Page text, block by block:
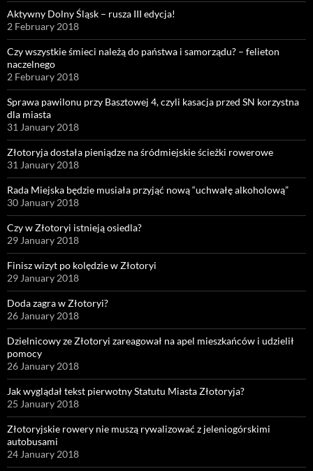
Aktywny Dolny Śląsk – rusza III edycja!
2 February 2018
Czy wszystkie śmieci należą do państwa i samorządu? – felieton
naczelnego
2 February 2018
Sprawa pawilonu przy Basztowej 4, czyli kasacja przed SN korzystna
dla miasta
31 January 2018
Złotoryja dostała pieniądze na śródmiejskie ścieżki rowerowe
31 January 2018
Rada Miejska będzie musiała przyjąć nową “uchwałę alkoholową”
30 January 2018
Czy w Złotoryi istnieją osiedla?
29 January 2018
Finisz wizyt po kolędzie w Złotoryi
29 January 2018
Doda zagra w Złotoryi?
26 January 2018
Dzielnicowy ze Złotoryi zareagował na apel mieszkańców i udzielił
pomocy
26 January 2018
Jak wyglądał tekst pierwotny Statutu Miasta Złotoryja?
25 January 2018
Złotoryjskie rowery nie muszą rywalizować z jeleniogórskimi
autobusami
24 January 2018